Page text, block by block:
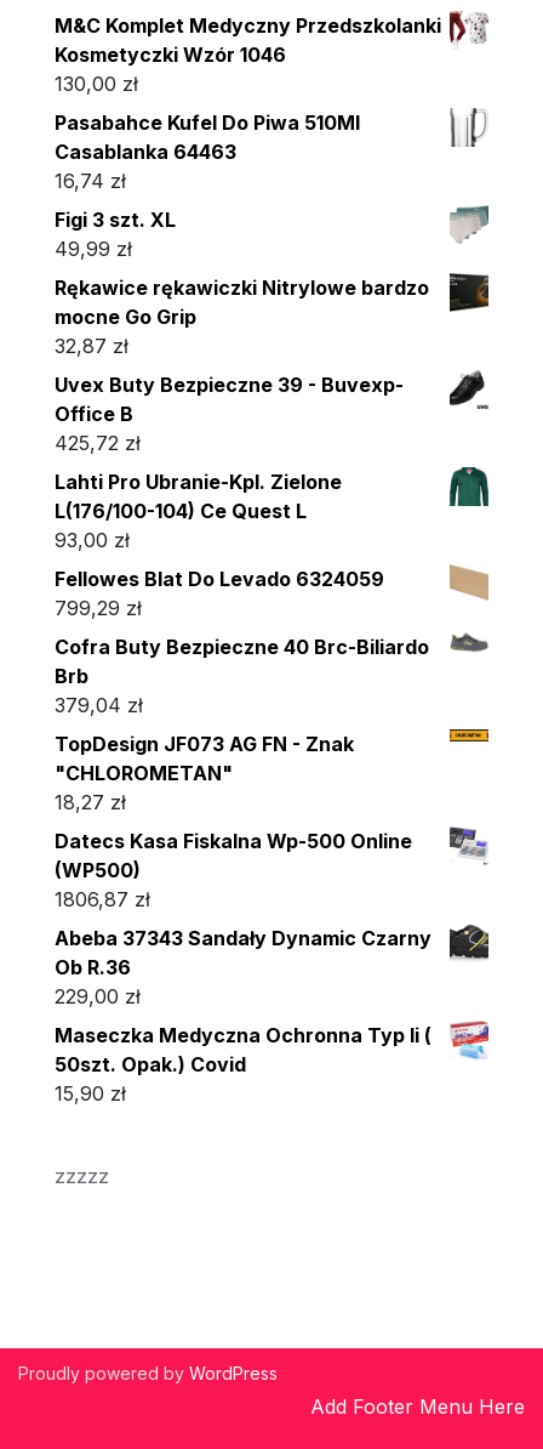
M&C Komplet Medyczny Przedszkolanki
Kosmetyczki Wzór 1046
130,00 zł
Pasabahce Kufel Do Piwa 510Ml
Casablanka 64463
16,74 zł
Figi 3 szt. XL
49,99 zł
Rękawice rękawiczki Nitrylowe bardzo
mocne Go Grip
32,87 zł
Uvex Buty Bezpieczne 39 - Buvexp-
Office B
425,72 zł
Lahti Pro Ubranie-Kpl. Zielone
L(176/100-104) Ce Quest L
93,00 zł
Fellowes Blat Do Levado 6324059
799,29 zł
Cofra Buty Bezpieczne 40 Brc-Biliardo
Brb
379,04 zł
TopDesign JF073 AG FN - Znak
"CHLOROMETAN"
18,27 zł
Datecs Kasa Fiskalna Wp-500 Online
(WP500)
1806,87 zł
Abeba 37343 Sandały Dynamic Czarny
Ob R.36
229,00 zł
Maseczka Medyczna Ochronna Typ Ii (
50szt. Opak.) Covid
15,90 zł
zzzzz
Proudly powered by WordPress
Add Footer Menu Here